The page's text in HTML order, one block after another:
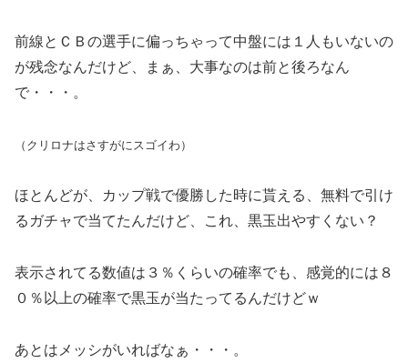
前線とＣＢの選手に偏っちゃって中盤には１人もいないの
が残念なんだけど、まぁ、大事なのは前と後ろなん
で・・・。
（クリロナはさすがにスゴイわ）
ほとんどが、カップ戦で優勝した時に貰える、無料で引け
るガチャで当てたんだけど、これ、黒玉出やすくない？
表示されてる数値は３％くらいの確率でも、感覚的には８
０％以上の確率で黒玉が当たってるんだけどｗ
あとはメッシがいればなぁ・・・。